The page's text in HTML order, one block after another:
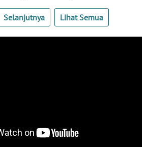
Selanjutnya Lihat Semua